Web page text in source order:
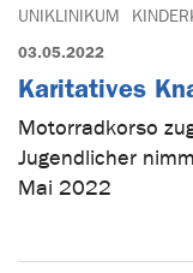
UNIKLINIKUM
03.05.2022
Karitatives
Motorradkorso
Jugendlicher
Mai 2022